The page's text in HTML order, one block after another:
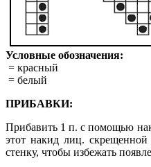
Условные обозначения:
= красный
= белый
ПРИБАВКИ:
Прибавить 1 п. с помощью
этот накид лиц.
стенку, чтобы избежать